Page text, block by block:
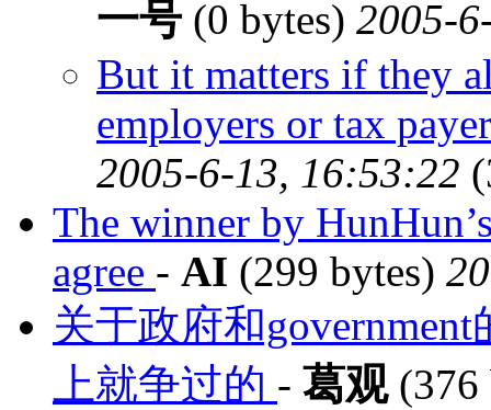
一号(0 bytes) 2005-
But it matters if they
employers or tax
2005-6-13, 16:53:22
The winner by
agree - AI (299 bytes)
关于政府和
上就争过的 - 葛观(376